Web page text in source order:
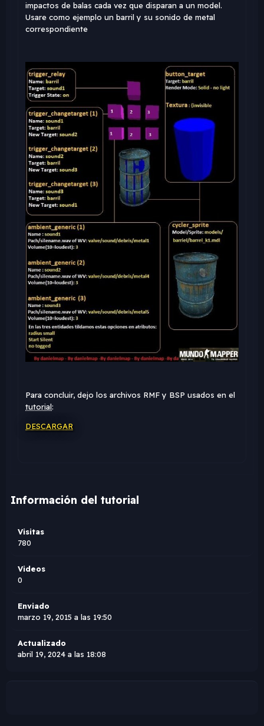
impactos de balas cada vez que disparan a un model.
Usare como ejemplo un barril y su sonido de metal
correspondiente
Para concluir, dejo los archivos RMF y BSP usados en el
tutorial:
DESCARGAR
Información del tutorial
Visitas
780
Videos
0
Enviado
marzo 19, 2015 a las 19:50
Actualizado
abril 19, 2024 a las 18:08